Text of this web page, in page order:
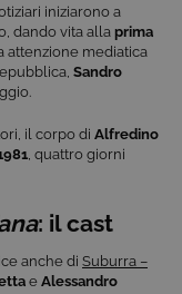
iniziarono a
dando vita alla prima
attenzione mediatica
Sandro
il corpo di Alfredino
, quattro giorni
: il cast
anche di Suburra –
e Alessandro